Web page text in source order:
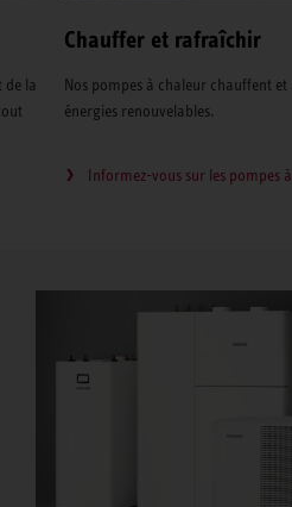
la
Chauffer et rafraîchir
Nos pompes à chaleur chauffent
énergies renouvelables.
Informez-vous sur les pompes